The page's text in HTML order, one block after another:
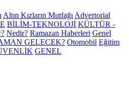
Altın Kızların Mutfağı Advertorial
BİLİM-TEKNOLOJİ KÜLTÜR -
Nedir? Ramazan Haberleri Genel
GELECEK? Otomobil Eğitim
GENEL